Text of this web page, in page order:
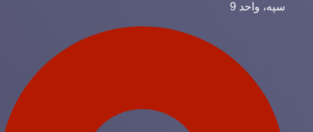
سپه، واحد 9